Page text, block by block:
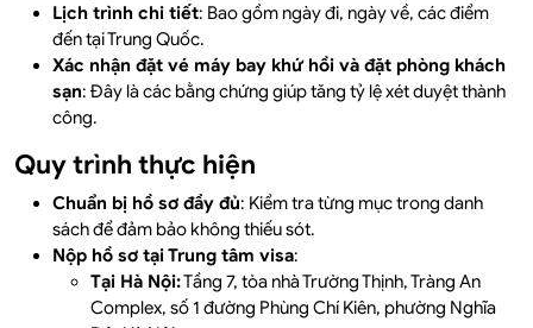
Lịch trình chi tiết: Bao gồm ngày đi, ngày về, các điểm
đến tại Trung Quốc.
Xác nhận đặt vé máy bay khứ hồi và đặt phòng khách
sạn: Đây là các bằng chứng giúp tăng tỷ lệ xét duyệt thành
công.
Quy trình thực hiện
Chuẩn bị hồ sơ đầy đủ: Kiểm tra từng mục trong danh
sách để đảm bảo không thiếu sót.
Nộp hồ sơ tại Trung tâm visa:
Tại Hà Nội:Tầng 7, tòa nhà Trường Thịnh, Tràng An
Complex, số 1 đường Phùng Chí Kiên, phường Nghĩa